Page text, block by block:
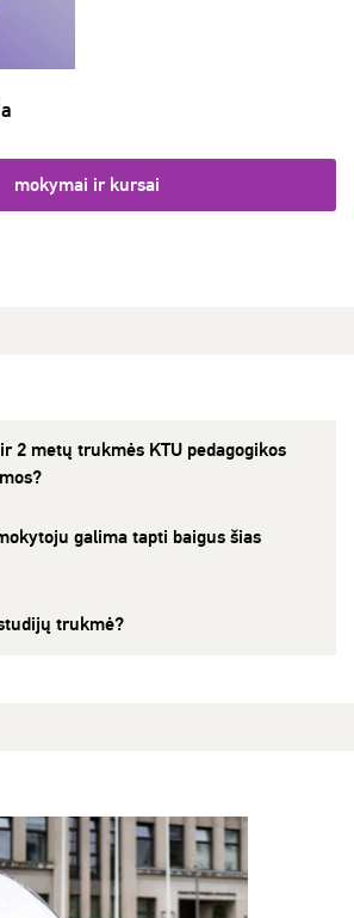
mokymai ir kursai
2 metų trukmės KTU pedagogikos
galima tapti baigus šias
trukmė?